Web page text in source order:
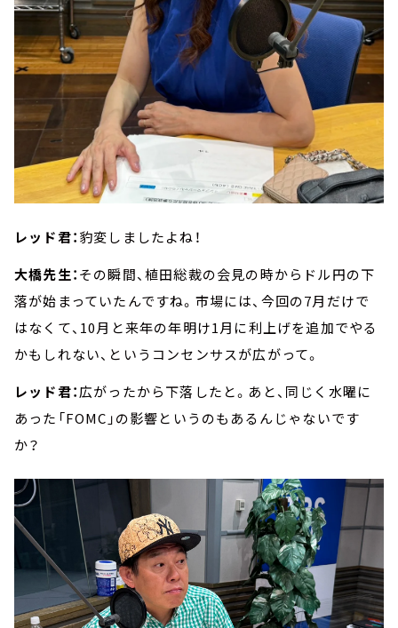
レッド君：豹変しましたよね！
大橋先生：その瞬間、植田総裁の会見の時からドル円の下
落が始まっていたんですね。市場には、今回の7月だけで
はなくて、10月と来年の年明け1月に利上げを追加でやる
かもしれない、というコンセンサスが広がって。
レッド君：広がったから下落したと。あと、同じく水曜に
あった「FOMC」の影響というのもあるんじゃないです
か？